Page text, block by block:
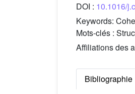
DOI : 10.1016/
Keywords:
Mots-clés :
Affiliations des
Bibliographie